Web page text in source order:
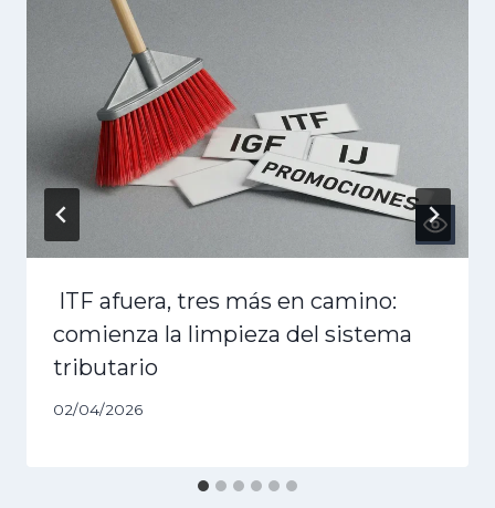
ITF afuera, tres más en camino:
comienza la limpieza del sistema
tributario
02/04/2026